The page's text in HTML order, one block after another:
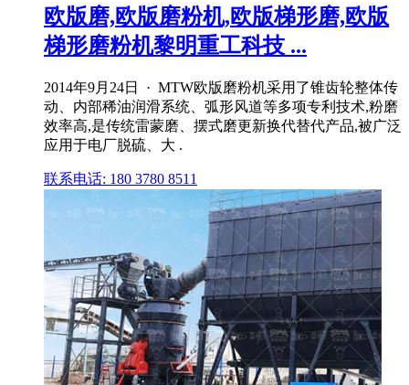
欧版磨,欧版磨粉机,欧版梯形磨,欧版
梯形磨粉机黎明重工科技 ...
2014年9月24日 · MTW欧版磨粉机采用了锥齿轮整体传
动、内部稀油润滑系统、弧形风道等多项专利技术,粉磨
效率高,是传统雷蒙磨、摆式磨更新换代替代产品,被广泛
应用于电厂脱硫、大 .
联系电话: 180 3780 8511